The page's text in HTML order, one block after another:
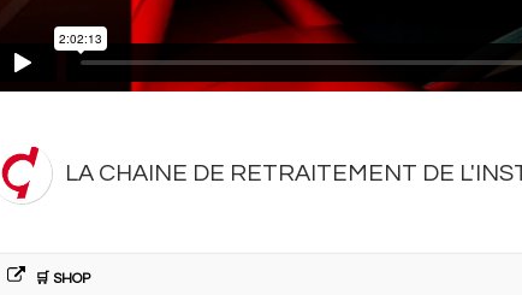
LA CHAINE DE RETRAITEMENT DE
🛒 SHOP